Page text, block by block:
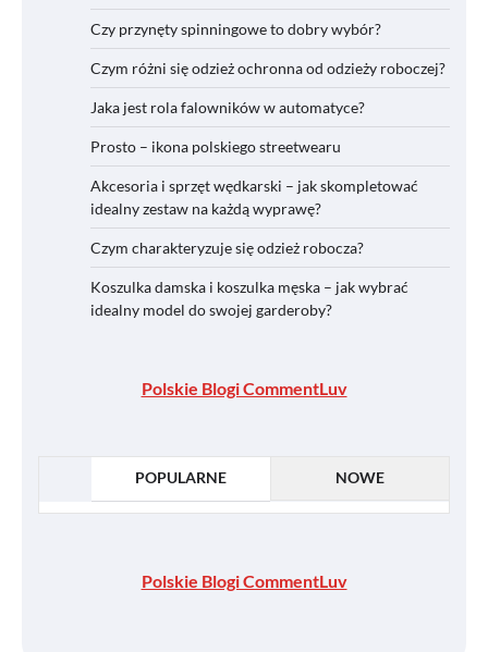
Czy przynęty spinningowe to dobry wybór?
Czym różni się odzież ochronna od odzieży roboczej?
Jaka jest rola falowników w automatyce?
Prosto – ikona polskiego streetwearu
Akcesoria i sprzęt wędkarski – jak skompletować
idealny zestaw na każdą wyprawę?
Czym charakteryzuje się odzież robocza?
Koszulka damska i koszulka męska – jak wybrać
idealny model do swojej garderoby?
Polskie Blogi CommentLuv
POPULARNE NOWE
Polskie Blogi CommentLuv